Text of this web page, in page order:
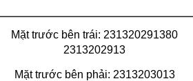
Mặt trước bên trái: 231320291380
2313202913
Mặt trước bên phải: 2313203013